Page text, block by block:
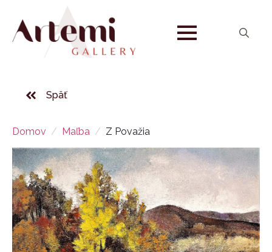
Späť
Domov Maľba Z Považia